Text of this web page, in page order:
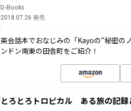
D-Books
2018.07.26 発売
英会話本でおなじみの「Kayoの“秘密の
ンドン南東の田舎町をご紹介！
とろとろトロピカル ある旅の記